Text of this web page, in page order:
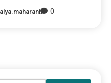
alya.maharani 0